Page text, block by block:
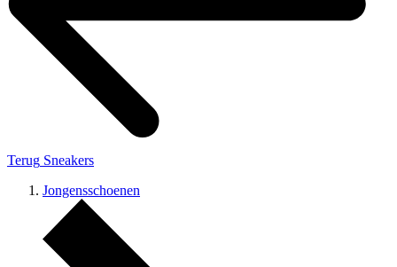
Terug Sneakers
Jongensschoenen